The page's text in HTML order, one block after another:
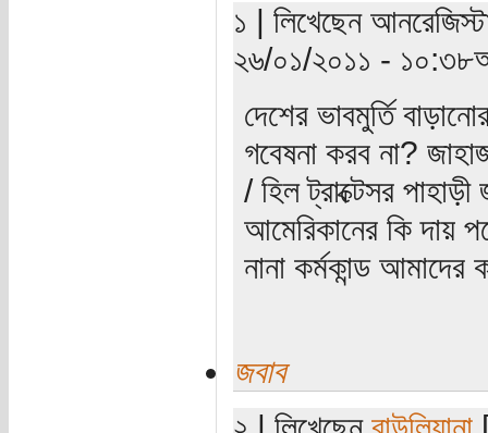
১ | লিখেছেন
২৬/০১/২০১১ -
দেশের ভাবমুর্তি
গবেষনা করব না?
/ হিল ট্রাক্টেসর
আমেরিকানের কি দায়
নানা কর্মকান্ড আমাদের
জবাব